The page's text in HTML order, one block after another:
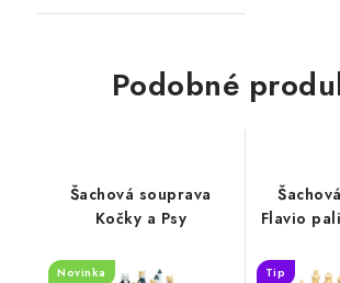
Podobné
Šachová souprava
Kočky a Psy
Novinka
Flavio
Tip